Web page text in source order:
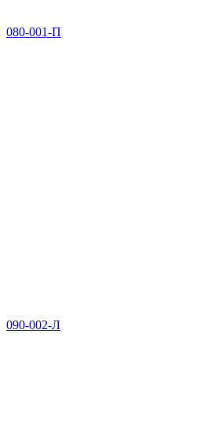
080-001-П
090-002-Л